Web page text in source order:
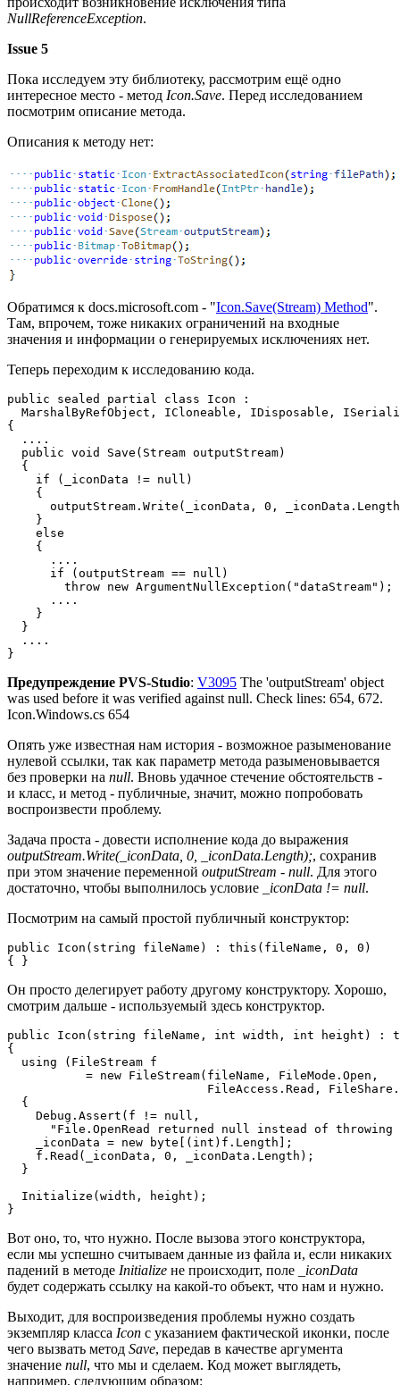
NullReferenceException.
Issue 5
Пока исследуем эту библиотеку, рассмотрим ещё одно
интересное место - метод Icon.Save. Перед исследованием
посмотрим описание метода.
Описания к методу нет:
Обратимся к docs.microsoft.com - "Icon.Save(Stream) Method".
Там, впрочем, тоже никаких ограничений на входные
значения и информации о генерируемых исключениях нет.
Теперь переходим к исследованию кода.
public sealed partial class Icon :
MarshalByRefObject, ICloneable, IDisposable,
{
  ....
  public void Save(Stream outputStream)
  {
    if (_iconData != null)
    {
outputStream.Write(_iconData, 0,
    }
    else
    {
      ....
      if (outputStream == null)
        throw new ArgumentNullException("dataStream");
      ....
    }
  }
  ....
}
Предупреждение PVS-Studio: V3095 The 'outputStream' object
was used before it was verified against null. Check lines: 654, 672.
Icon.Windows.cs 654
Опять уже известная нам история - возможное разыменование
нулевой ссылки, так как параметр метода разыменовывается
без проверки на null. Вновь удачное стечение обстоятельств -
и класс, и метод - публичные, значит, можно попробовать
воспроизвести проблему.
Задача проста - довести исполнение кода до выражения
outputStream.Write(_iconData, 0, _iconData.Length);, сохранив
при этом значение переменной outputStream - null. Для этого
достаточно, чтобы выполнилось условие
_iconData != null.
Посмотрим на самый простой публичный конструктор:
public Icon(string fileName) : this(fileName, 0, 0)
{ }
Он просто делегирует работу другому конструктору. Хорошо,
смотрим дальше - используемый здесь конструктор.
public Icon(string fileName, int width, int height) :
{
  using (FileStream f
           = new FileStream(fileName, FileMode.Open,
FileAccess.Read,
  {
    Debug.Assert(f != null,
"File.OpenRead returned null instead of throwing
    _iconData = new byte[(int)f.Length];
    f.Read(_iconData, 0, _iconData.Length);
  }
  Initialize(width, height);
}
Вот оно, то, что нужно. После вызова этого конструктора,
если мы успешно считываем данные из файла и, если никаких
падений в методе Initialize не происходит, поле
_iconData
будет содержать ссылку на какой-то объект, что нам и нужно.
Выходит, для воспроизведения проблемы нужно создать
экземпляр класса Icon с указанием фактической иконки, после
чего вызвать метод Save, передав в качестве аргумента
значение null, что мы и сделаем. Код может выглядеть,
например, следующим образом: